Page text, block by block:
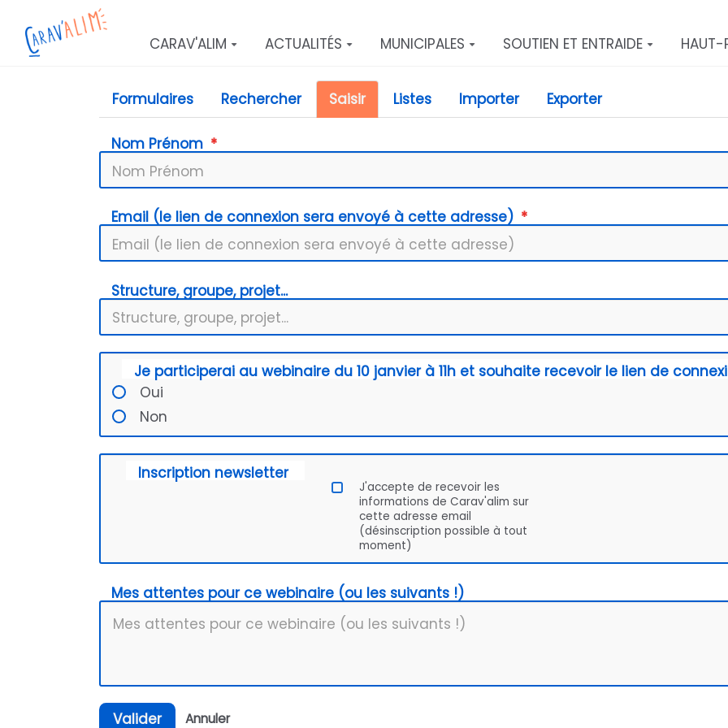
Aller au contenu principal
CARAV'ALIM
ACTUALITÉS MUNICIPALES SOUTIEN ET ENTRAIDE HAUT-
Formulaires Rechercher Saisir Listes Importer Exporter
Nom Prénom
Email (le lien de connexion sera envoyé à cette adresse)
Structure, groupe, projet...
Je participerai au webinaire du 10 janvier à 11h et souhaite recevoir le lien de
Oui
Non
Inscription newsletter
J'accepte de recevoir les
informations de Carav'alim sur
cette adresse email
(désinscription possible à tout
moment)
Mes attentes pour ce webinaire (ou les suivants !)
Valider Annuler